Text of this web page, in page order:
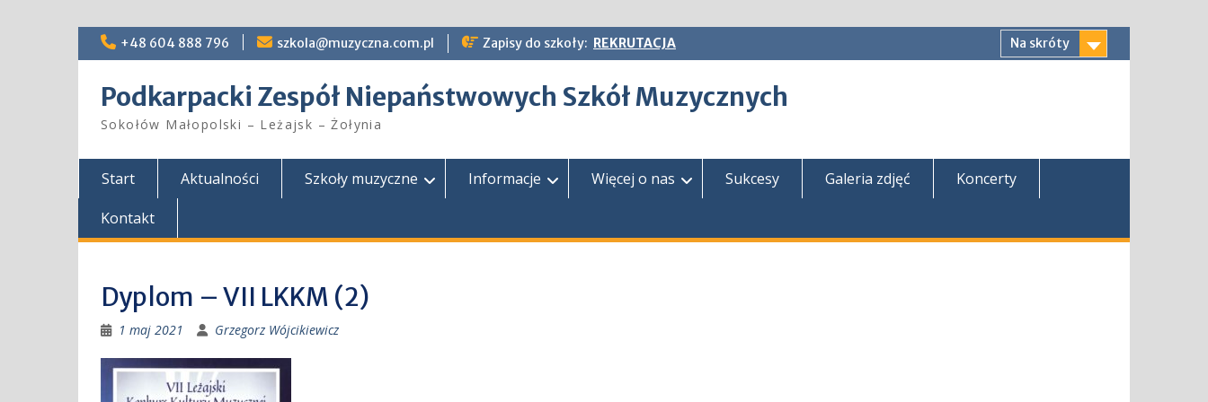
Skip
+48 604 888 796 szkola@muzyczna.com.pl Zapisy do szkoły: REKRUTACJA Na skróty
Podkarpacki Zespół Niepaństwowych Szkół Muzycznych
Sokołów Małopolski – Leżajsk – Żołynia
Start Aktualności Szkoły muzyczne Informacje Więcej o nas Sukcesy Galeria zdjęć
Koncerty
Kontakt
Dyplom – VII LKKM (2)
1 maj 2021 Grzegorz Wójcikiewicz